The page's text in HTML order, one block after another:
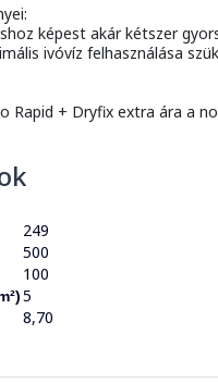
képest akár kétszer
ivóvíz felhasználása
Rapid + Dryfix extra ára a
249
500
100
5
8,70